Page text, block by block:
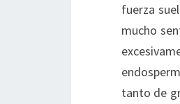
fuerza
mucho
tanto de